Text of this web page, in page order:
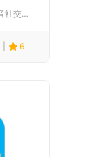
玩剧cp聚焦年轻群体语音社交与剧本互动需求，把pia戏、线上...
6